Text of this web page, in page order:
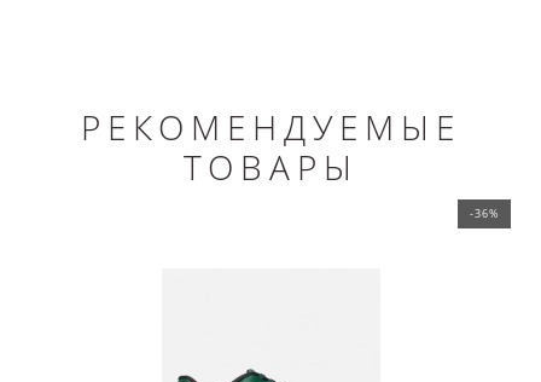
РЕКОМЕНДУЕМЫЕ
ТОВАРЫ
-36%